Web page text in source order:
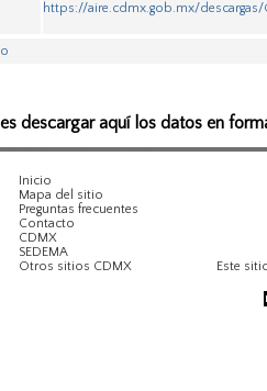
https://aire.cdmx.gob.mx/
descargar aquí los datos en
Inicio
Mapa del sitio
Preguntas frecuentes
Contacto
CDMX
SEDEMA
Otros sitios CDMX
Este